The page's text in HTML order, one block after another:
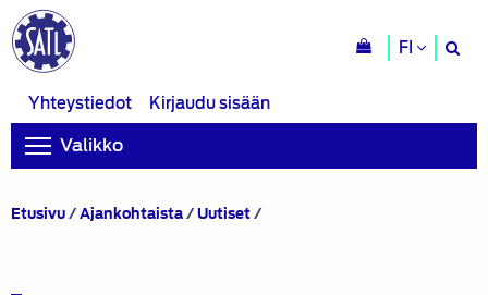
FI
Yhteystiedot
Kirjaudu sisään
Valikko
Etusivu/Ajankohtaista/Uutiset/SATL:n